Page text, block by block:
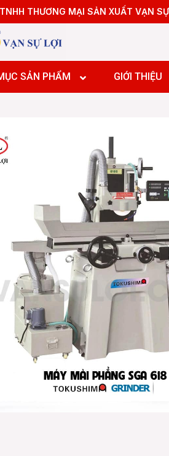
THƯƠNG MẠI SẢN XUẤT VẠN
SẢN PHẨM GIỚI THIỆU